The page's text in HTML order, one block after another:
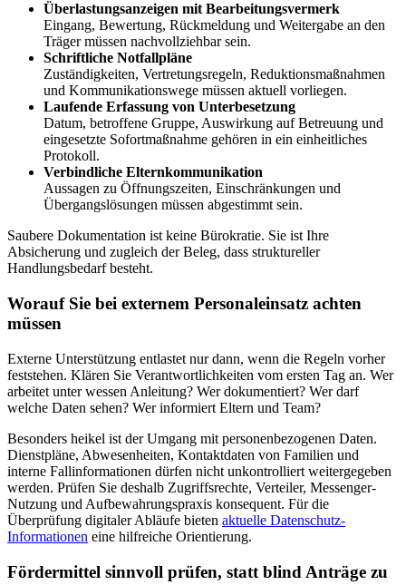
Überlastungsanzeigen mit Bearbeitungsvermerk
Eingang, Bewertung, Rückmeldung und Weitergabe an den
Träger müssen nachvollziehbar sein.
Schriftliche Notfallpläne
Zuständigkeiten, Vertretungsregeln, Reduktionsmaßnahmen
und Kommunikationswege müssen aktuell vorliegen.
Laufende Erfassung von Unterbesetzung
Datum, betroffene Gruppe, Auswirkung auf Betreuung und
eingesetzte Sofortmaßnahme gehören in ein einheitliches
Protokoll.
Verbindliche Elternkommunikation
Aussagen zu Öffnungszeiten, Einschränkungen und
Übergangslösungen müssen abgestimmt sein.
Saubere Dokumentation ist keine Bürokratie. Sie ist Ihre
Absicherung und zugleich der Beleg, dass struktureller
Handlungsbedarf besteht.
Worauf Sie bei externem Personaleinsatz achten
müssen
Externe Unterstützung entlastet nur dann, wenn die Regeln vorher
feststehen. Klären Sie Verantwortlichkeiten vom ersten Tag an. Wer
arbeitet unter wessen Anleitung? Wer dokumentiert? Wer darf
welche Daten sehen? Wer informiert Eltern und Team?
Besonders heikel ist der Umgang mit personenbezogenen Daten.
Dienstpläne, Abwesenheiten, Kontaktdaten von Familien und
interne Fallinformationen dürfen nicht unkontrolliert weitergegeben
werden. Prüfen Sie deshalb Zugriffsrechte, Verteiler, Messenger-
Nutzung und Aufbewahrungspraxis konsequent. Für die
Überprüfung digitaler Abläufe bieten aktuelle Datenschutz-
Informationen eine hilfreiche Orientierung.
Fördermittel sinnvoll prüfen, statt blind Anträge zu